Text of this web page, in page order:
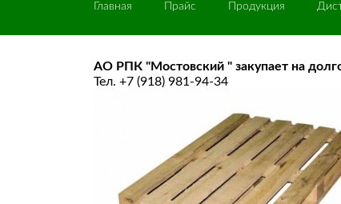
Главная Прайс Продукция
АО РПК "Мостовский " закупает на
Тел. +7 (918) 981-94-34